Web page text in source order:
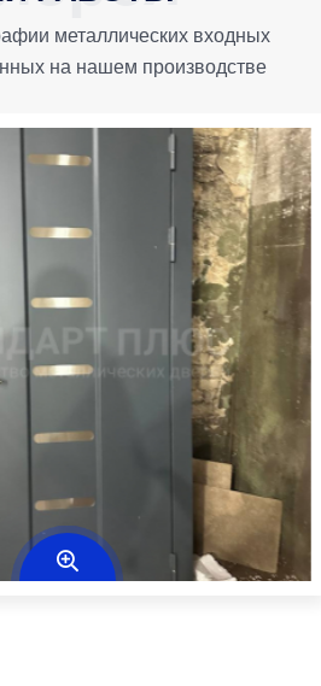
металлических входных
на нашем производстве